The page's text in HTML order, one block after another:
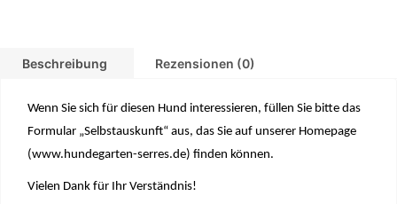
Beschreibung Rezensionen (0)
Wenn Sie sich für diesen Hund interessieren, füllen Sie bitte das
Formular „Selbstauskunft“ aus, das Sie auf unserer Homepage
(www.hundegarten-serres.de) finden können.
Vielen Dank für Ihr Verständnis!